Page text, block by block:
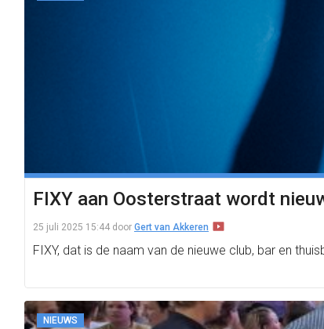
FIXY aan Oosterstraat wordt
25 juli 2025 15:44 door Gert van Akkeren
FIXY, dat is de naam van de nieuwe club, bar en
NIEUWS